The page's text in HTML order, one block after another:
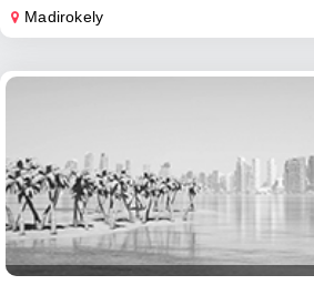
Madirokely